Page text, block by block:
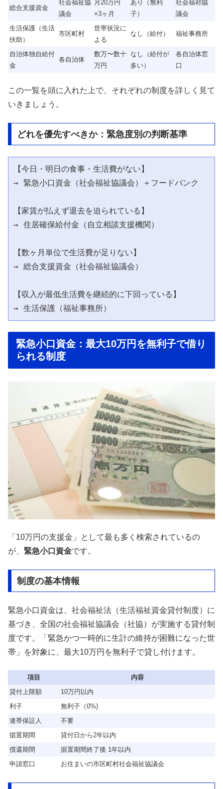
総合支援資金
社会福祉協
議会
月20万円
×3ヶ月
あり（無利
子）
社会福祁協
議会
生活保護（生活
扶助）
市区町村
世帯状況に
よる
なし（給付） 福祉事務所
自治体独自給付
金
各自治体
数万〜数十
万円
なし（給付が
多い）
各自治体窓
口
この一覧を頭に入れた上で、それぞれの制度を詳しく見て
いきましょう。
どれを優先すべきか：緊急度別の判断基準
【今日・明日の食事・生活費がない】
→ 緊急小口資金（社会福祉協議会）＋フードバンク
【家賃が払えず退去を迫られている】
→ 住居確保給付金（自立相談支援機関）
【数ヶ月単位で生活費が足りない】
→ 総合支援資金（社会福祉協議会）
【収入が最低生活費を継続的に下回っている】
緊急小口資金：最大10万円を無利子で借り
られる制度
「10万円の支援金」として最も多く検索されているの
が、 緊急小口資金です。
制度の基本情報
緊急小口資金は、社会福祉法（生活福祉資金貸付制度）に
基づき、全国の社会福祉協議会（社協）が実施する貸付制
度です。「緊急かつ一時的に生計の維持が困難になった世
帯」を対象に、最大10万円を無利子で貸し付けます。
項目
内容
貸付上限額
10万円以内
利子
無利子（0%)
連帯保証人
不要
据置期間
貸付日から2年以内
償還期間
据置期間終了後 1年以内
申請窓口
お住まいの市区町村社会福祉協議会